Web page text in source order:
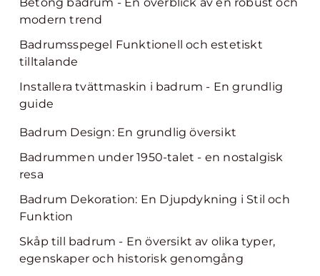
modern trend
Badrumsspegel Funktionell och estetiskt
tilltalande
Installera tvättmaskin i badrum - En grundlig
guide
Badrum Design: En grundlig översikt
Badrummen under 1950-talet - en nostalgisk
resa
Badrum Dekoration: En Djupdykning i Stil och
Funktion
Skåp till badrum - En översikt av olika typer,
egenskaper och historisk genomgång